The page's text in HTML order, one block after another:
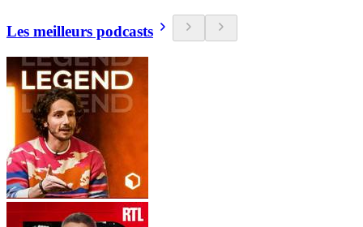
Les meilleurs podcasts